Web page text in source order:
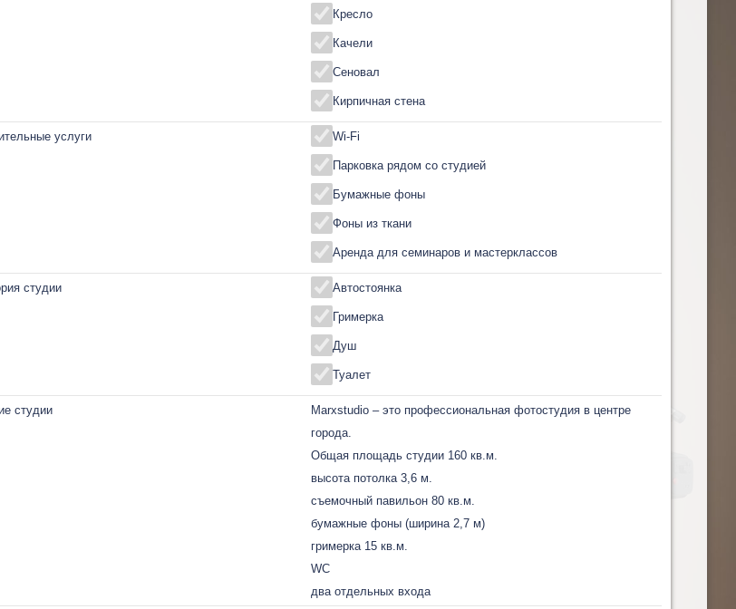
Кресло
Качели
Сеновал
Кирпичная стена
услуги Wi-Fi
Парковка рядом со студией
Бумажные фоны
Фоны из ткани
Аренда для семинаров и мастерклассов
студии Автостоянка
Гримерка
Душ
Туалет
студии
Marxstudio – это профессиональная фотостудия в центре
города.
Общая площадь студии 160 кв.м.
высота потолка 3,6 м.
съемочный павильон 80 кв.м.
бумажные фоны (ширина 2,7 м)
гримерка 15 кв.м.
WC
два отдельных входа